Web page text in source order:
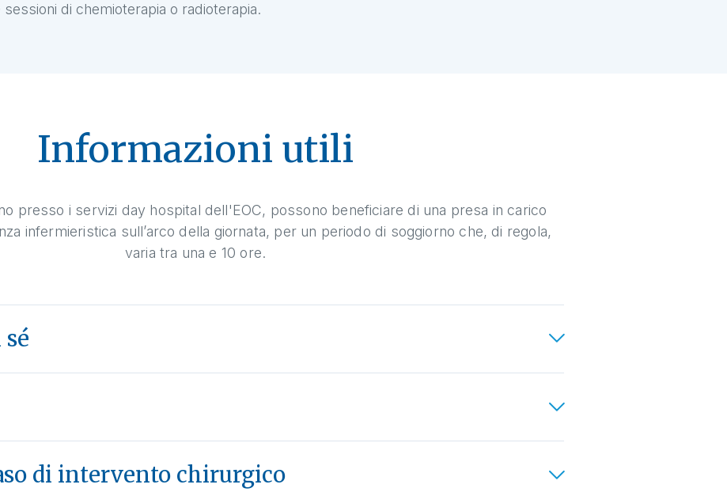
sessioni di chemioterapia o radioterapia.
Informazioni utili
presso i servizi day hospital dell'EOC, possono beneficiare di una presa in carico
infermieristica sull’arco della giornata, per un periodo di soggiorno che, di regola,
varia tra una e 10 ore.
di intervento chirurgico